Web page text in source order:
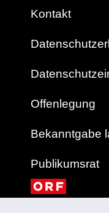
Kontakt
Offenlegung
Bekanntgabe
Publikumsrat